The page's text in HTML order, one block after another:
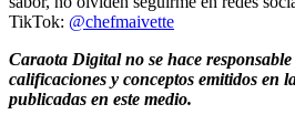
TikTok: @chefmaivette
Caraota Digital no se hace
calificaciones y conceptos emitidos en
publicadas en este medio.